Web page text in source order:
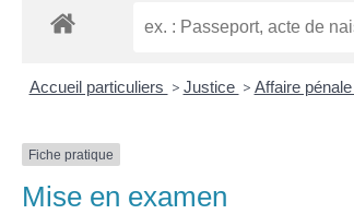
Accueil particuliers > Justice > Affaire pénale
Fiche pratique
Mise en examen